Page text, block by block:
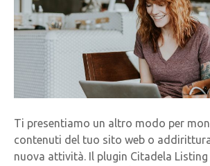
Ti presentiamo un altro modo per
contenuti del tuo sito web o
nuova attività. Il plugin Citadela